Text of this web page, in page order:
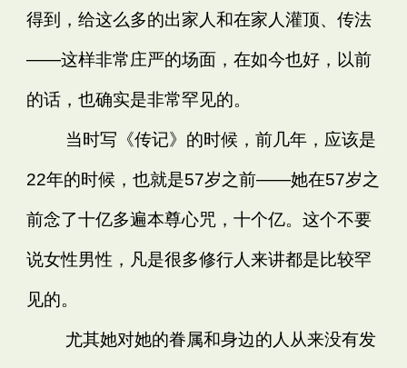
得到，给这么多的出家人和在家人灌顶、传法
——这样非常庄严的场面，在如今也好，以前
的话，也确实是非常罕见的。
当时写《传记》的时候，前几年，应该是
22年的时候，也就是57岁之前——她在57岁之
前念了十亿多遍本尊心咒，十个亿。这个不要
说女性男性，凡是很多修行人来讲都是比较罕
见的。
尤其她对她的眷属和身边的人从来没有发